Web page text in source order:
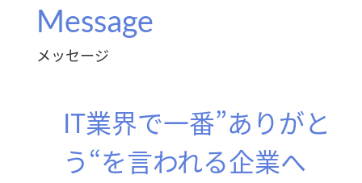
Message
メッセージ
IT業界で一番”ありがと
う“を言われる企業へ